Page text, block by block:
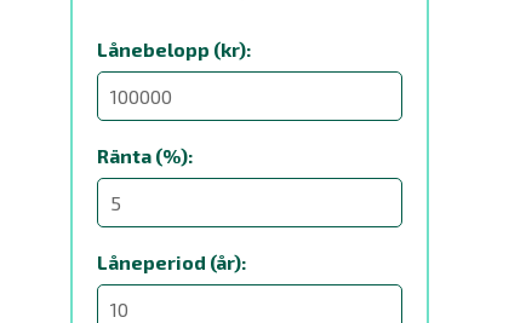
Lånebelopp (kr):
Ränta (%):
Låneperiod (år):